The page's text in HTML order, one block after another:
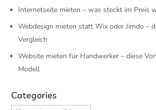
Internetseite mieten – was steckt im Preis
Webdesign mieten statt Wix oder Jimdo –
Vergleich
Website mieten für Handwerker – diese
Modell
Categories